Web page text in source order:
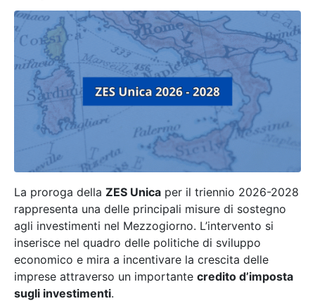
La proroga della ZES Unica per il triennio 2026-2028
rappresenta una delle principali misure di sostegno
agli investimenti nel Mezzogiorno. L’intervento si
inserisce nel quadro delle politiche di sviluppo
economico e mira a incentivare la crescita delle
imprese attraverso un importante credito d’imposta
sugli investimenti.